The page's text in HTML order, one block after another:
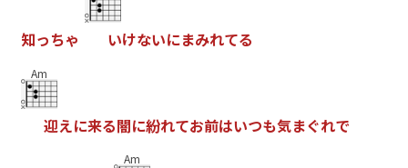
知っちゃ いけないにまみれてる
Am
迎えに来る闇に紛れてお前はいつも気まぐれで
Am